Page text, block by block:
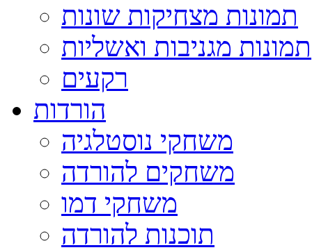
תמונות מצחיקות שונות
תמונות מגניבות ואשליות
רקעים
הורדות
משחקי נוסטלגיה
משחקים להורדה
משחקי דמו
תוכנות להורדה